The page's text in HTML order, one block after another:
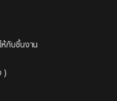
กับชิ้นงาน
)